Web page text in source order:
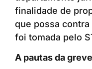
finalidade de
que possa
foi tomada pelo
A pautas da